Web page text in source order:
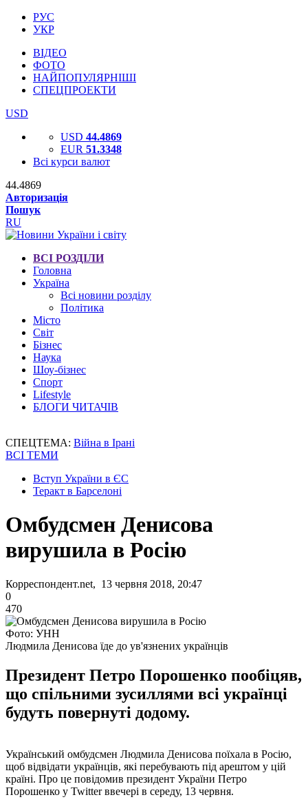
РУС
УКР
ВІДЕО
ФОТО
НАЙПОПУЛЯРНІШІ
СПЕЦПРОЕКТИ
USD
USD 44.4869
EUR 51.3348
Всі курси валют
44.4869
Авторизація
Пошук
RU
ВСІ РОЗДІЛИ
Головна
Україна
Всі новини розділу
Політика
Місто
Світ
Бізнес
Наука
Шоу-бізнес
Спорт
Lifestyle
БЛОГИ ЧИТАЧІВ
СПЕЦТЕМА: Війна в Ірані
ВСІ ТЕМИ
Вступ України в ЄС
Теракт в Барселоні
Омбудсмен Денисова
вирушила в Росію
Корреспондент.net, 13 червня 2018, 20:47
0
470
Фото: УНН
Людмила Денисова їде до ув'язнених українців
Президент Петро Порошенко пообіцяв,
що спільними зусиллями всі українці
будуть повернуті додому.
Український омбудсмен Людмила Денисова поїхала в Росію,
щоб відвідати українців, які перебувають під арештом у цій
країні. Про це повідомив президент України Петро
Порошенко у Twitter ввечері в середу, 13 червня.